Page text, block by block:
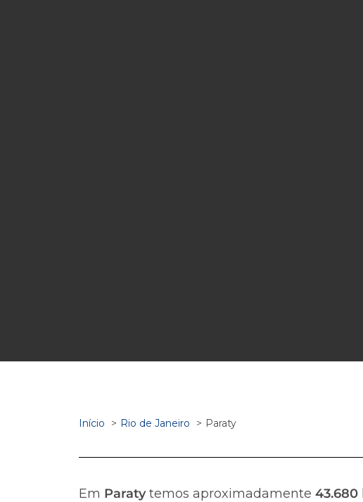
Início Rio de Janeiro Paraty
Em Paratytemos aproximadamente 43.680